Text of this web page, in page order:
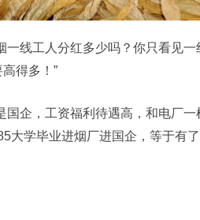
一线工人分红多少吗？你只看见
得多！”
国企，工资福利待遇高，和电厂
大学毕业进烟厂进国企，等于有